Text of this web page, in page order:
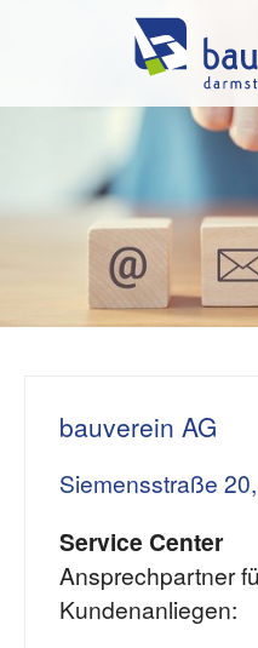
bauverein AG
Siemensstraße
Service Center
Ansprechpartner
Kundenanliegen: